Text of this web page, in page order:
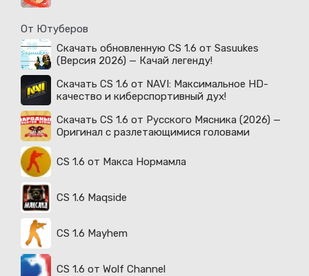
От Ютуберов
Скачать обновленную CS 1.6 от Sasuukes
(Версия 2026) — Качай легенду!
Скачать CS 1.6 от NAVI: Максимальное HD-
качество и киберспортивный дух!
Скачать CS 1.6 от Русского Мясника (2026) —
Оригинал с разлетающимися головами
CS 1.6 от Макса Нормамла
CS 1.6 Maqside
CS 1.6 Mayhem
CS 1.6 от Wolf Channel